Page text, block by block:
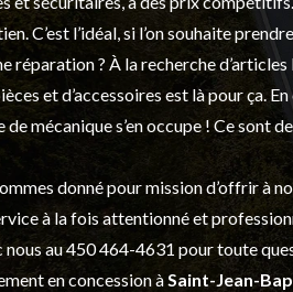
. C’est l’idéal, si l’on souhaite
réparation ? À la recherche
et d’accessoires est là pour ça.
mécanique s’en occupe ! Ce sont
donné pour mission d’offrir à
à la fois attentionné et
nous au450 464-4631 pour toute
en concession àSaint-Jean-